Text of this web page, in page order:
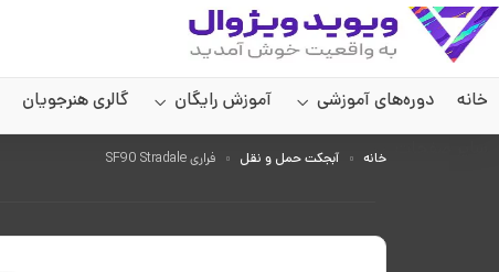
خانه دوره‌های آموزشی آموزش رایگان گالری هنرجویان
خانه آبجکت حمل و نقل فراری SF90 Stradale